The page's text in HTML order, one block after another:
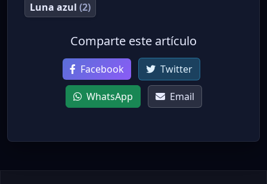
Luna azul (2)
Comparte este artículo
Facebook Twitter
WhatsApp Email